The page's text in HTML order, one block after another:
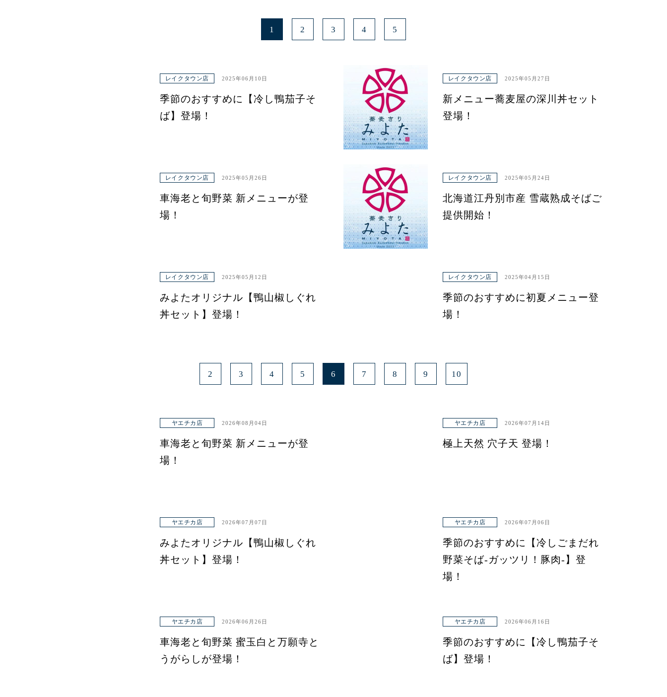
1 2 3 4 5
レイクタウン店 2025年06月10日
季節のおすすめに【冷し鴨茄子そ
ば】登場！
レイクタウン店 2025年05月27日
新メニュー蕎麦屋の深川丼セット
登場！
レイクタウン店 2025年05月26日
車海老と旬野菜 新メニューが登
場！
レイクタウン店 2025年05月24日
北海道江丹別市産 雪蔵熟成そばご
提供開始！
レイクタウン店 2025年05月12日
みよたオリジナル【鴨山椒しぐれ
丼セット】登場！
レイクタウン店 2025年04月15日
季節のおすすめに初夏メニュー登
場！
2 3 4 5 6 7 8 9 10
ヤエチカ店 2026年08月04日
車海老と旬野菜 新メニューが登
場！
ヤエチカ店 2026年07月14日
極上天然 穴子天 登場！
ヤエチカ店 2026年07月07日
みよたオリジナル【鴨山椒しぐれ
丼セット】登場！
ヤエチカ店 2026年07月06日
季節のおすすめに【冷しごまだれ
野菜そば-ガッツリ！豚肉-】登
場！
ヤエチカ店 2026年06月26日
車海老と旬野菜 蜜玉白と万願寺と
うがらしが登場！
ヤエチカ店 2026年06月16日
季節のおすすめに【冷し鴨茄子そ
ば】登場！